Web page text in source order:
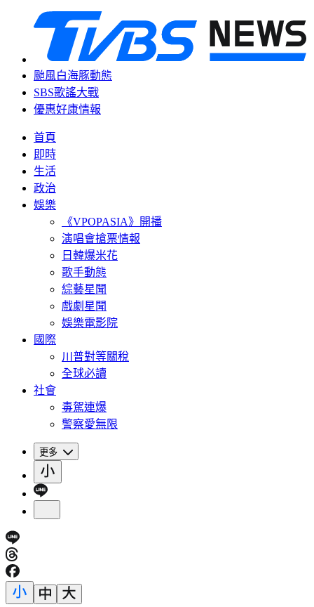
颱風白海豚動態
SBS歌謠大戰
優惠好康情報
首頁
即時
生活
政治
娛樂
《VPOPASIA》開播
演唱會搶票情報
日韓爆米花
歌手動態
綜藝星聞
戲劇星聞
娛樂電影院
國際
川普對等關稅
全球必讀
社會
毒駕連爆
警察愛無限
更多